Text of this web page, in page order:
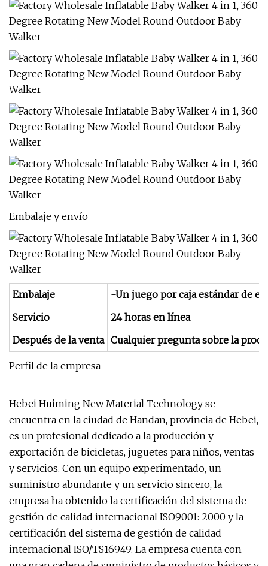
Embalaje y envío
Embalaje
-Un juego por caja estándar de
Servicio
24 horas en línea
Después de la venta Cualquier pregunta sobre la
Perfil de la empresa
Hebei Huiming New Material Technology se
encuentra en la ciudad de Handan, provincia de Hebei,
es un profesional dedicado a la producción y
exportación de bicicletas, juguetes para niños, ventas
y servicios. Con un equipo experimentado, un
suministro abundante y un servicio sincero, la
empresa ha obtenido la certificación del sistema de
gestión de calidad internacional ISO9001: 2000 y la
certificación del sistema de gestión de calidad
internacional ISO/TS16949. La empresa cuenta con